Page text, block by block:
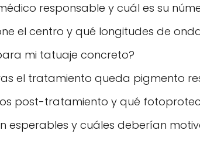
responsable y cuál es su
el centro y qué longitudes de
mi tatuaje concreto?
el tratamiento queda pigmento
post-tratamiento y qué
esperables y cuáles deberían